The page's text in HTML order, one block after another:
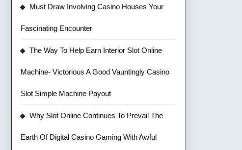
Must Draw Involving Casino Houses Your
Fascinating Encounter
The Way To Help Earn Interior Slot Online
Machine- Victorious A Good Vauntingly Casino
Slot Simple Machine Payout
Why Slot Online Continues To Prevail The
Earth Of Digital Casino Gaming With Awful